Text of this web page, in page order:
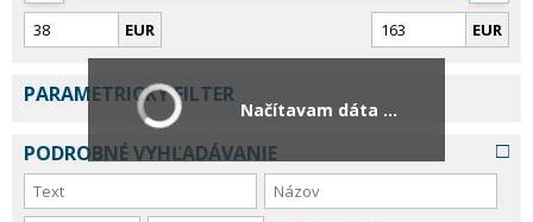
EUR EUR
PARAMETRICKÝ FILTER
PODROBNÉ VYHĽADÁVANIE
Načítavam dáta ...